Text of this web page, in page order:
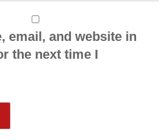
email, and website in
the next time I